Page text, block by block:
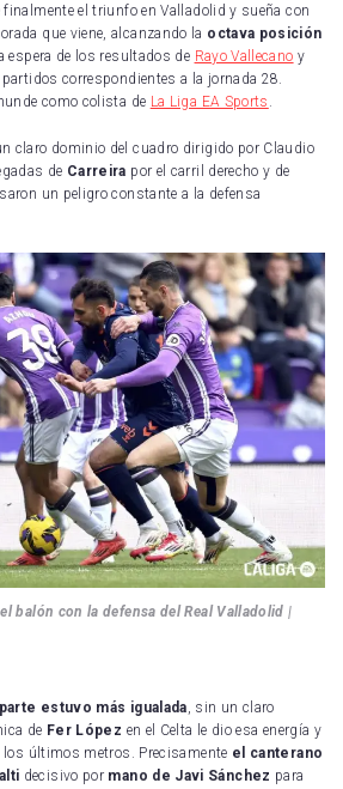
el triunfo en Valladolid y sueña con
que viene, alcanzando la octava posición
de los resultados de Rayo Vallecano y
correspondientes a la jornada 28.
como colista de La Liga EA Sports
claro dominio del cuadro dirigido por Claudio
de Carreira por el carril derecho y de
un peligro constante a la defensa
balón con la defensa del Real Valladolid |
estuvo más igualada, sin un claro
de Fer López en el Celta le dio esa energía y
últimos metros. Precisamente el canterano
decisivo por mano de Javi Sánchez para